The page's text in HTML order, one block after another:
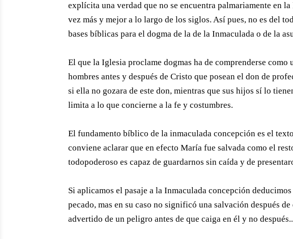
explícita una verdad que no se encuentra palmariamente en
vez más y mejor a lo largo de los siglos. Así pues, no es del
bases bíblicas para el dogma de la de la Inmaculada o de la
El que la Iglesia proclame dogmas ha de comprenderse
hombres antes y después de Cristo que posean el don de
si ella no gozara de este don, mientras que sus hijos sí lo
limita a lo que concierne a la fe y costumbres.
El fundamento bíblico de la inmaculada concepción es el
conviene aclarar que en efecto María fue salvada como el
todopoderoso es capaz de guardarnos sin caída y de
Si aplicamos el pasaje a la Inmaculada concepción
pecado, mas en su caso no significó una salvación después
advertido de un peligro antes de que caiga en él y no